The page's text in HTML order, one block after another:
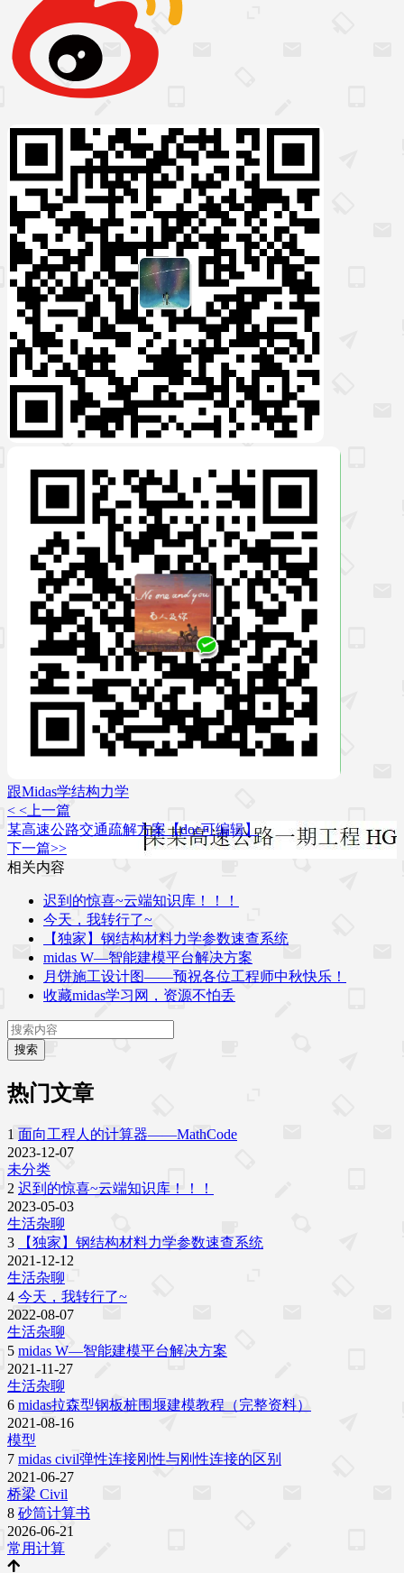
跟Midas学结构力学
< <上一篇
某高速公路交通疏解方案【doc可编辑】
下一篇>>
相关内容
迟到的惊喜~云端知识库！！！
今天，我转行了~
【独家】钢结构材料力学参数速查系统
midas W—智能建模平台解决方案
月饼施工设计图——预祝各位工程师中秋快乐！
收藏midas学习网，资源不怕丢
搜索
热门文章
1 面向工程人的计算器——MathCode
2023-12-07
未分类
2 迟到的惊喜~云端知识库！！！
2023-05-03
生活杂聊
3
【独家】钢结构材料力学参数速查系统
2021-12-12
生活杂聊
4 今天，我转行了~
2022-08-07
生活杂聊
5 midas W—智能建模平台解决方案
2021-11-27
生活杂聊
6 midas拉森型钢板桩围堰建模教程（完整资料）
2021-08-16
模型
7 midas civil弹性连接刚性与刚性连接的区别
2021-06-27
桥梁 Civil
8 砂筒计算书
2026-06-21
常用计算